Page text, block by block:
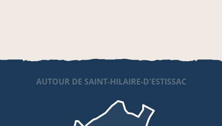
AUTOUR DE SAINT-HILAIRE-D'ESTISSAC